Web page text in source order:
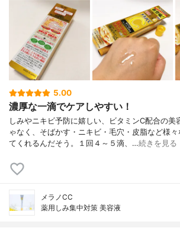
5.00
濃厚な一滴でケアしやすい！
しみやニキビ予防に嬉しい、ビタミンC配合の美
ゃなく、そばかす・ニキビ・毛穴・皮脂など様
てくれるんだそう。１回４～５滴、…続きを見る
メラノCC
薬用しみ集中対策 美容液